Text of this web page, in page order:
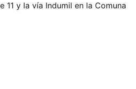
11 y la vía Indumil en la Comuna